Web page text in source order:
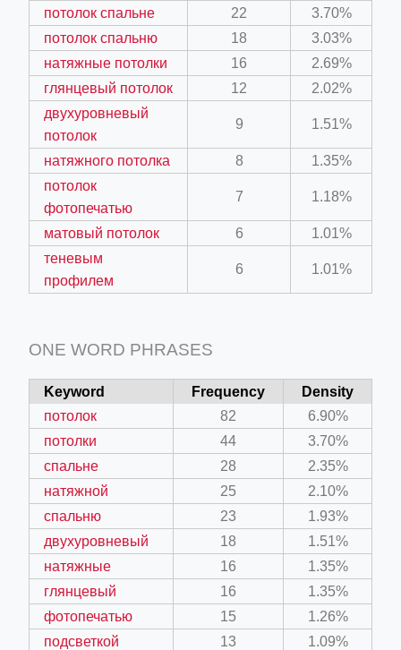
потолок спальне
22
3.70%
потолок спальню
18
3.03%
натяжные потолки
16
2.69%
глянцевый потолок
12
2.02%
двухуровневый
потолок
9 1.51%
натяжного потолка 8
1.35%
потолок
фотопечатью
7 1.18%
матовый потолок 6
1.01%
теневым
профилем
6 1.01%
ONE WORD PHRASES
Keyword Frequency
Density
потолок
82
6.90%
потолки
44
3.70%
спальне
28
2.35%
натяжной
25
2.10%
спальню
23
1.93%
двухуровневый
18
1.51%
натяжные
16
1.35%
глянцевый
16
1.35%
фотопечатью
15
1.26%
подсветкой
13 1.09%